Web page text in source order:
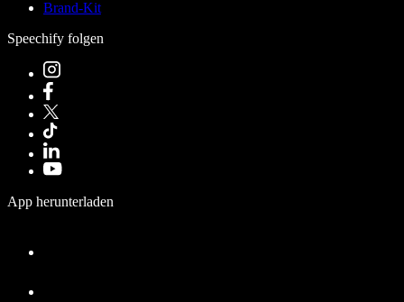
Brand-Kit
Speechify folgen
App herunterladen